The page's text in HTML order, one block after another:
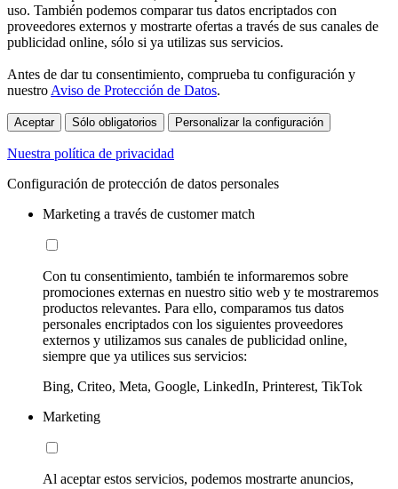
uso. También podemos comparar tus datos encriptados con
proveedores externos y mostrarte ofertas a través de sus canales de
publicidad online, sólo si ya utilizas sus servicios.
Antes de dar tu consentimiento, comprueba tu configuración y
nuestro Aviso de Protección de Datos.
Aceptar Sólo obligatorios Personalizar la configuración
Nuestra política de privacidad
Configuración de protección de datos personales
Marketing a través de customer match
Con tu consentimiento, también te informaremos sobre
promociones externas en nuestro sitio web y te mostraremos
productos relevantes. Para ello, comparamos tus datos
personales encriptados con los siguientes proveedores
externos y utilizamos sus canales de publicidad online,
siempre que ya utilices sus servicios:
Bing, Criteo, Meta, Google, LinkedIn, Printerest, TikTok
Marketing
Al aceptar estos servicios, podemos mostrarte anuncios,